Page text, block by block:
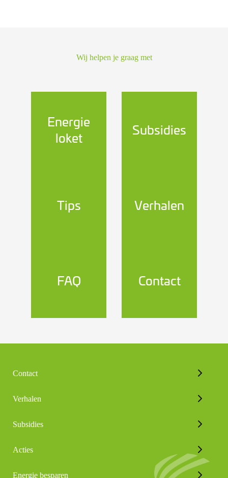
Wij helpen je graag met
Energie
loket
Subsidies
Tips Verhalen
FAQ Contact
Contact
Verhalen
Subsidies
Acties
Energie besparen